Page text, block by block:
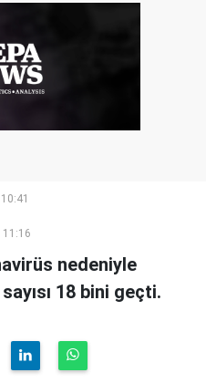
nedeniyle
18 bini geçti.